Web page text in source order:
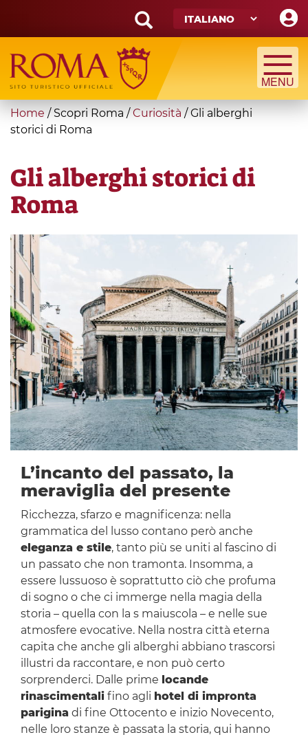
main
content
Search
form
Cerca
You
are
Home /Scopri Roma /Curiosità /Gli alberghi
storici di Roma
Gli alberghi storici di
Roma
L’incanto del passato, la
meraviglia del presente
Ricchezza, sfarzo e magnificenza: nella
grammatica del lusso contano però anche
eleganza e stile, tanto più se uniti al fascino di
un passato che non tramonta. Insomma, a
essere lussuoso è soprattutto ciò che profuma
di sogno o che ci immerge nella magia della
storia – quella con la s maiuscola – e nelle sue
atmosfere evocative. Nella nostra città eterna
capita che anche gli alberghi abbiano trascorsi
illustri da raccontare, e non può certo
sorprenderci. Dalle prime locande
rinascimentalifino agli hotel di impronta
parigina di fine Ottocento e inizio Novecento,
nelle loro stanze è passata la storia, qui hanno